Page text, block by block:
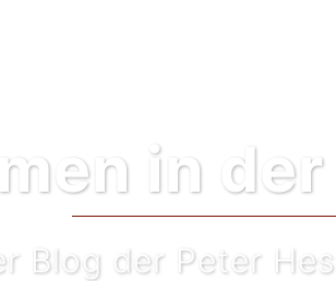
in
Blog der Peter